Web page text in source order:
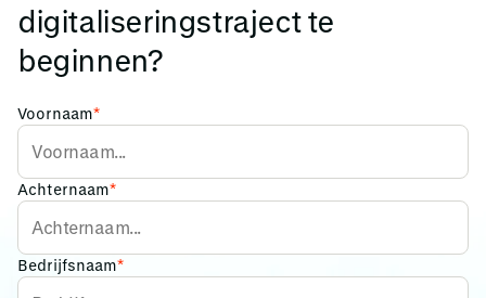
digitaliseringstraject te
beginnen?
Voornaam*
Achternaam*
Bedrijfsnaam*